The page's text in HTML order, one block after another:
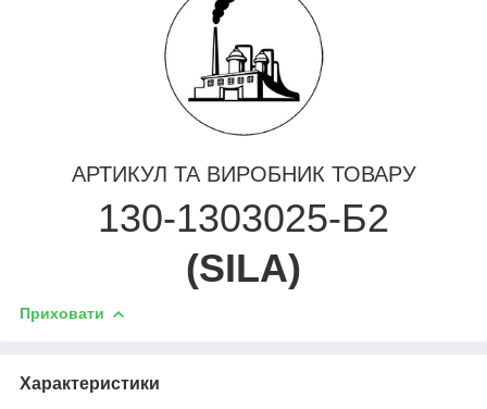
АРТИКУЛ ТА ВИРОБНИК ТОВАРУ
130-1303025-Б2
(SILA)
Приховати
Характеристики